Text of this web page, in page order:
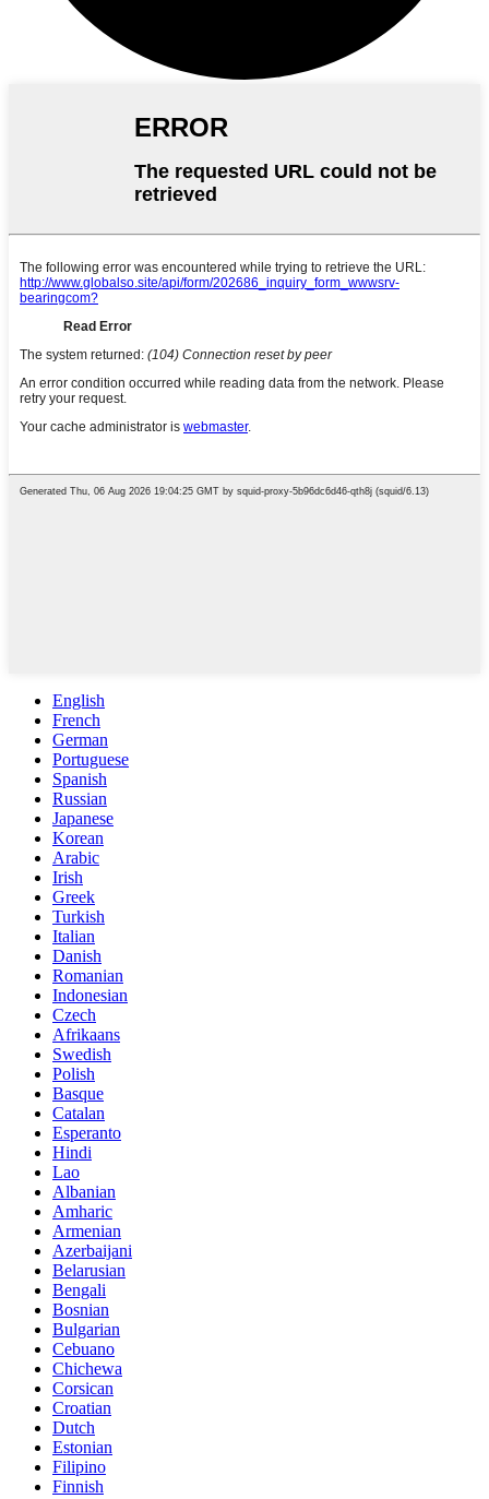
English
French
German
Portuguese
Spanish
Russian
Japanese
Korean
Arabic
Irish
Greek
Turkish
Italian
Danish
Romanian
Indonesian
Czech
Afrikaans
Swedish
Polish
Basque
Catalan
Esperanto
Hindi
Lao
Albanian
Amharic
Armenian
Azerbaijani
Belarusian
Bengali
Bosnian
Bulgarian
Cebuano
Chichewa
Corsican
Croatian
Dutch
Estonian
Filipino
Finnish